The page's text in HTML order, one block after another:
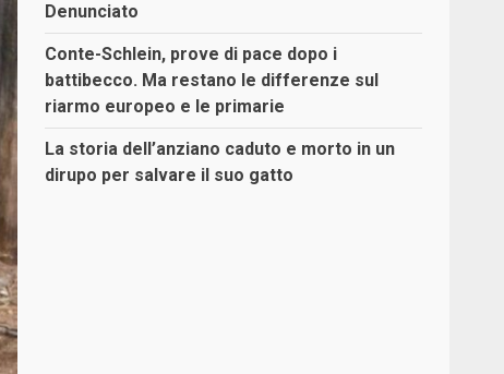
Denunciato
Conte-Schlein, prove di pace dopo i
battibecco. Ma restano le differenze sul
riarmo europeo e le primarie
La storia dell’anziano caduto e morto in un
dirupo per salvare il suo gatto